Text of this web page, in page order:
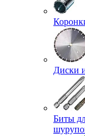
Диски
Биты